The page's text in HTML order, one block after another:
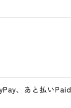
、あと払い